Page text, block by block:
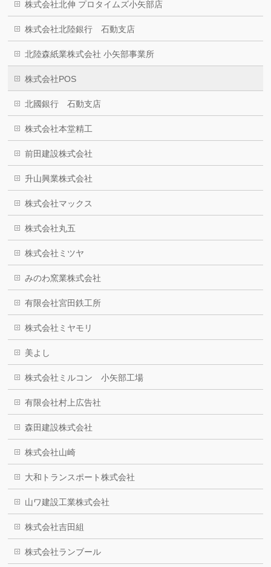
株式会社北伸 プロタイムズ小矢部店
株式会社北陸銀行 石動支店
北陸森紙業株式会社 小矢部事業所
株式会社POS
北國銀行 石動支店
株式会社本堂精工
前田建設株式会社
升山興業株式会社
株式会社マックス
株式会社丸五
株式会社ミツヤ
みのわ窯業株式会社
有限会社宮田鉄工所
株式会社ミヤモリ
美よし
株式会社ミルコン 小矢部工場
有限会社村上広告社
森田建設株式会社
株式会社山崎
大和トランスポート株式会社
山ワ建設工業株式会社
株式会社吉田組
株式会社ランブール